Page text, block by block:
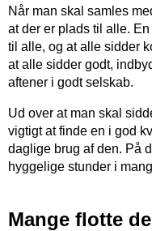
Når man skal samles
at der er plads til alle.
til alle, og at alle sidder
at alle sidder godt,
aftener i godt selskab.
Ud over at man skal
vigtigt at finde en i god
daglige brug af den. På
hyggelige stunder i
Mange flotte